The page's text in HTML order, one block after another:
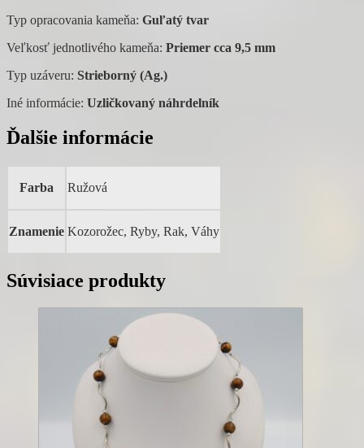
Typ opracovania kameňa: Guľatý tvar
Veľkosť jednotlivého kameňa: Priemer cca 9,5 mm
Typ uzáveru: Strieborný (Ag.)
Iné informácie: Uzličkovaný náhrdelník
Ďalšie informácie
Farba Ružová
Znamenie Kozorožec, Ryby, Rak, Váhy
Súvisiace produkty